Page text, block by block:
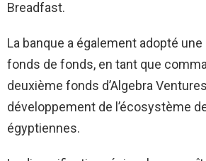
Breadfast.
La banque a également adopté
fonds de fonds, en tant que
deuxième fonds d’Algebra
développement de l’écosystème
égyptiennes.